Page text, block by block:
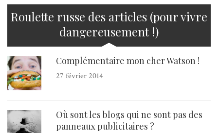
Roulette russe des articles (pour vivre
dangereusement !)
Complémentaire mon cher Watson !
27 février 2014
Où sont les blogs qui ne sont pas des
panneaux publicitaires ?